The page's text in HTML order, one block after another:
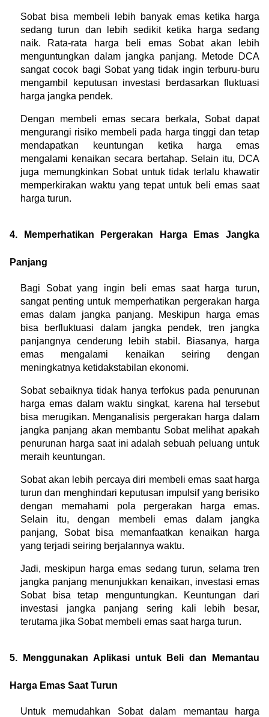
Sobat bisa membeli lebih banyak emas ketika harga
sedang turun dan lebih sedikit ketika harga sedang
naik. Rata-rata harga beli emas Sobat akan lebih
menguntungkan dalam jangka panjang. Metode DCA
sangat cocok bagi Sobat yang tidak ingin terburu-buru
mengambil keputusan investasi berdasarkan fluktuasi
harga jangka pendek.
Dengan membeli emas secara berkala, Sobat dapat
mengurangi risiko membeli pada harga tinggi dan tetap
mendapatkan keuntungan ketika harga emas
mengalami kenaikan secara bertahap. Selain itu, DCA
juga memungkinkan Sobat untuk tidak terlalu khawatir
memperkirakan waktu yang tepat untuk beli emas saat
harga turun.
4. Memperhatikan Pergerakan Harga Emas Jangka
Panjang
Bagi Sobat yang ingin beli emas saat harga turun,
sangat penting untuk memperhatikan pergerakan harga
emas dalam jangka panjang. Meskipun harga emas
bisa berfluktuasi dalam jangka pendek, tren jangka
panjangnya cenderung lebih stabil. Biasanya, harga
emas mengalami kenaikan seiring dengan
meningkatnya ketidakstabilan ekonomi.
Sobat sebaiknya tidak hanya terfokus pada penurunan
harga emas dalam waktu singkat, karena hal tersebut
bisa merugikan. Menganalisis pergerakan harga dalam
jangka panjang akan membantu Sobat melihat apakah
penurunan harga saat ini adalah sebuah peluang untuk
meraih keuntungan.
Sobat akan lebih percaya diri membeli emas saat harga
turun dan menghindari keputusan impulsif yang berisiko
dengan memahami pola pergerakan harga emas.
Selain itu, dengan membeli emas dalam jangka
panjang, Sobat bisa memanfaatkan kenaikan harga
yang terjadi seiring berjalannya waktu.
Jadi, meskipun harga emas sedang turun, selama tren
jangka panjang menunjukkan kenaikan, investasi emas
Sobat bisa tetap menguntungkan. Keuntungan dari
investasi jangka panjang sering kali lebih besar,
terutama jika Sobat membeli emas saat harga turun.
5. Menggunakan Aplikasi untuk Beli dan Memantau
Harga Emas Saat Turun
Untuk memudahkan Sobat dalam memantau harga